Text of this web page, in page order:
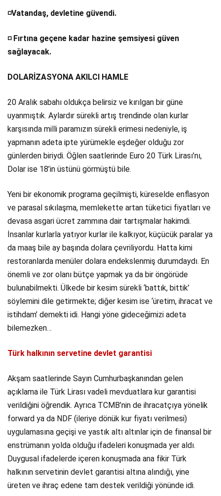
◽️Vatandaş, devletine güvendi.
◽️ Fırtına geçene kadar hazine şemsiyesi güven
sağlayacak.
DOLARİZASYONA AKILCI HAMLE
20 Aralık sabahı oldukça belirsiz ve kırılgan bir güne
uyanmıştık. Aylardır sürekli artış trendinde olan kurlar
karşısında milli paramızın sürekli erimesi nedeniyle, iş
yapmanın adeta ipte yürümekle eşdeğer olduğu zor
günlerden biriydi. Öğlen saatlerinde Euro 20 Türk Lirası’nı,
Dolar ise 18’in üstünü görmüştü bile.
Yeni bir ekonomik programa geçilmişti, küreselde enflasyon
ve parasal sıkılaşma, memlekette artan tüketici fiyatları ve
devasa asgari ücret zammına dair tartışmalar hakimdi.
İnsanlar kurlarla yatıyor kurlar ile kalkıyor, küçücük paralar ya
da maaş bile ay başında dolara çevriliyordu. Hatta kimi
restoranlarda menüler dolara endekslenmiş durumdaydı. En
önemli ve zor olanı bütçe yapmak ya da bir öngörüde
bulunabilmekti. Ülkede bir kesim sürekli ‘battık, bittik’
söylemini dile getirmekte; diğer kesim ise ‘üretim, ihracat ve
istihdam’ demekti idi. Hangi yöne gideceğimizi adeta
bilemezken…
Türk halkının servetine devlet garantisi
Akşam saatlerinde Sayın Cumhurbaşkanından gelen
açıklama ile Türk Lirası vadeli mevduatlara kur garantisi
verildiğini öğrendik. Ayrıca TCMB’nin de ihracatçıya yönelik
forward ya da NDF (ileriye dönük kur fiyatı verilmesi)
uygulamasına geçişi ve yastık altı altınlar için de finansal bir
enstrümanın yolda olduğu ifadeleri konuşmada yer aldı.
Duygusal ifadelerde içeren konuşmada ana fikir Türk
halkının servetinin devlet garantisi altına alındığı, yine
üreten ve ihraç edene tam destek verildiği yönünde idi.